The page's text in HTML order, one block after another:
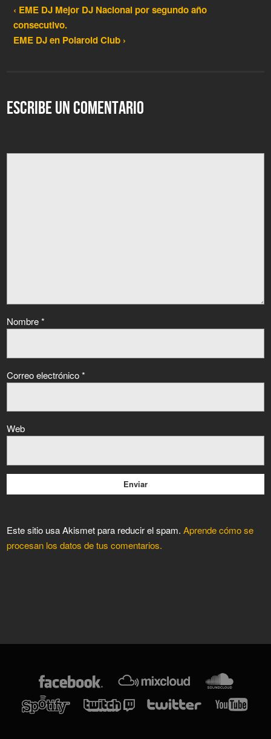
‹ EME DJ Mejor DJ Nacional por segundo año
consecutivo.
EME DJ en Polaroid Club ›
ESCRIBE UN COMENTARIO
Nombre*
Correo electrónico*
Web
Este sitio usa Akismet para reducir el spam.Aprende cómo se
procesan los datos de tus comentarios.